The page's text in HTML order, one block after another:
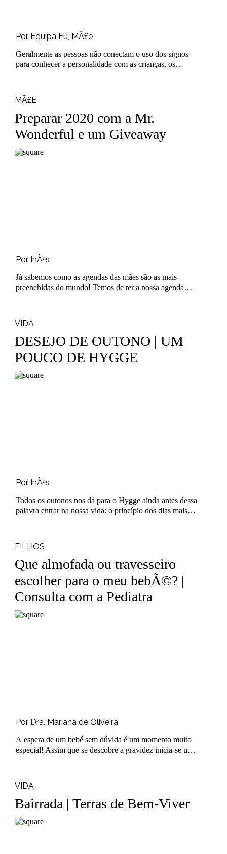
Por Equipa Eu, MÃ£e
Geralmente as pessoas não conectam o uso dos signos
para conhecer a personalidade com as crianças, os
MÃ£E
Preparar 2020 com a Mr.
Wonderful e um Giveaway
Por InÃªs
Já sabemos como as agendas das mães são as mais
preenchidas do mundo! Temos de ter a nossa agenda
VIDA
DESEJO DE OUTONO | UM
POUCO DE HYGGE
Por InÃªs
Todos os outonos nos dá para o Hygge ainda antes dessa
palavra entrar na nossa vida: o princípio dos dias mais
FILHOS
Que almofada ou travesseiro
escolher para o meu bebÃ©? |
Consulta com a Pediatra
Por Dra. Mariana de Oliveira
A espera de um bebé sem dúvida é um momento muito
especial! Assim que se descobre a gravidez inicia-se um
VIDA
Bairrada | Terras de Bem-Viver